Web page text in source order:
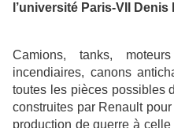
l’université Paris-VII Denis
Camions, tanks,
incendiaires, canons
toutes les pièces possibles
construites par Renault
production de guerre à